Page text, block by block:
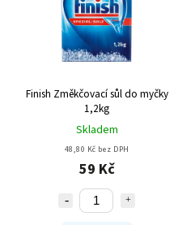
Finish Změkčovací sůl do myčky
1,2kg
Skladem
48,80 Kč bez DPH
59 Kč